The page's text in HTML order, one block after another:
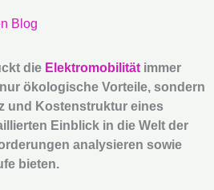
Blog
die Elektromobilität immer
ökologische Vorteile, sondern
und Kostenstruktur eines
Einblick in die Welt der
analysieren sowie
bieten.